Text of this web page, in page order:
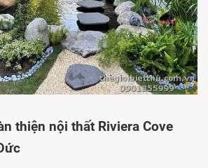
thiện nội thất Riviera Cove